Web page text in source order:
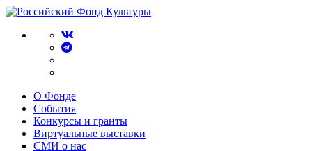
О Фонде
События
Конкурсы и гранты
Виртуальные выставки
СМИ о нас